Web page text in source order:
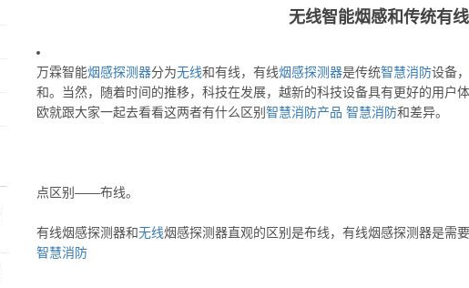
无线智能烟感和传统有
万霖智能烟感探测器分为无线和有线，有线烟感探测器是传统智慧消防设备，
和。当然，随着时间的推移，科技在发展，越新的科技设备具有更好的用户
欧就跟大家一起去看看这两者有什么区别 智慧消防产品 智慧消防和差异。
点区别——布线。
有线烟感探测器和无线烟感探测器直观的区别是布线，有线烟感探测器是需
智慧消防